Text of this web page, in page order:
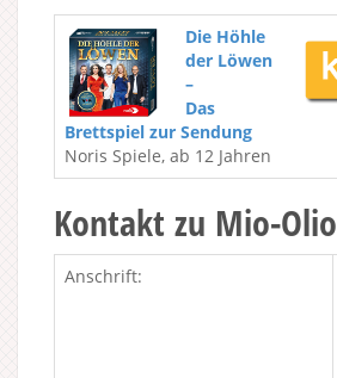
Die Höhle
der Löwen
–
Das
Brettspiel zur Sendung
Noris Spiele, ab 12 Jahren
Kontakt zu Mio-Olio
Anschrift: